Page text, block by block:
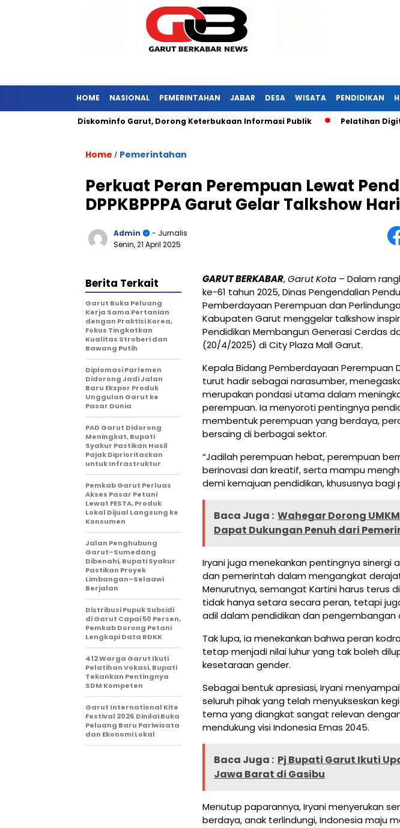
HOME NASIONAL PEMERINTAHAN JABAR DESA WISATA PENDIDIKAN
Kunjungi Diskominfo Garut, Dorong Keterbukaan Informasi Publik Pelatihan Digital
Home / Pemerintahan
Perkuat Peran Perempuan Lewat
DPPKBPPPA Garut Gelar Talkshow
Admin
- Jurnalis
Senin, 21 April 2025
GARUT BERKABAR,Garut Kota – Dalam
ke-61 tahun 2025, Dinas Pengendalian
Pemberdayaan Perempuan dan
Kabupaten Garut menggelar talkshow
Pendidikan Membangun Generasi Cerdas
(20/4/2025) di City Plaza Mall Garut.
Kepala Bidang Pemberdayaan Perempuan
turut hadir sebagai narasumber,
merupakan pondasi utama dalam
perempuan. Ia menyoroti pentingnya
membentuk perempuan yang berdaya,
bersaing di berbagai sektor.
“Jadilah perempuan hebat, perempuan
berinovasi dan kreatif, serta mampu
demi kemajuan pendidikan, khususnya bagi
Baca Juga : Wahegar Dorong
Dapat Dukungan Penuh dari
Iryani juga menekankan pentingnya sinergi
dan pemerintah dalam mengangkat
Menurutnya, semangat Kartini harus terus
tidak hanya setara secara peran, tetapi
adil dalam pendidikan dan pengembangan
Tak lupa, ia menekankan bahwa peran
tetap menjadi nilai luhur yang tak boleh
kesetaraan gender.
Sebagai bentuk apresiasi, Iryani
seluruh pihak yang telah menyukseskan
tema yang diangkat sangat relevan
mendukung visi Indonesia Emas 2045.
Baca Juga : Pj Bupati Garut Ikuti
Jawa Barat di Gasibu
Menutup paparannya, Iryani menyerukan
berdaya, anak terlindungi, Indonesia maju
Berita Terkait
Garut Buka Peluang
Kerja Sama Pertanian
dengan Praktisi Korea,
Fokus Tingkatkan
Kualitas Stroberi dan
Bawang Putih
Diplomasi Parlemen
Didorong Jadi Jalan
Baru Ekspor Produk
Unggulan Garut ke
Pasar Dunia
PAD Garut Didorong
Meningkat, Bupati
Syakur Pastikan Hasil
Pajak Diprioritaskan
untuk Infrastruktur
Pemkab Garut Perluas
Akses Pasar Petani
Lewat FESTA, Produk
Lokal Dijual Langsung ke
Konsumen
Jalan Penghubung
Garut–Sumedang
Dibenahi, Bupati Syakur
Pastikan Proyek
Limbangan–Selaawi
Berjalan
Distribusi Pupuk Subsidi
di Garut Capai 50 Persen,
Pemkab Dorong Petani
Lengkapi Data RDKK
412 Warga Garut Ikuti
Pelatihan Vokasi, Bupati
Tekankan Pentingnya
SDM Kompeten
Garut International Kite
Festival 2026 Dinilai Buka
Peluang Baru Pariwisata
dan Ekonomi Lokal